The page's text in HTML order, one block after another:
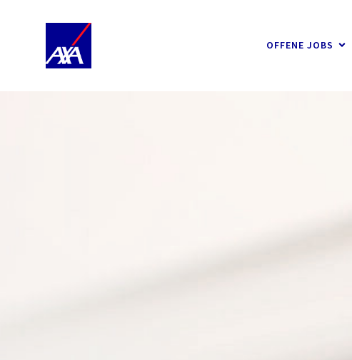
OFFENE JOBS